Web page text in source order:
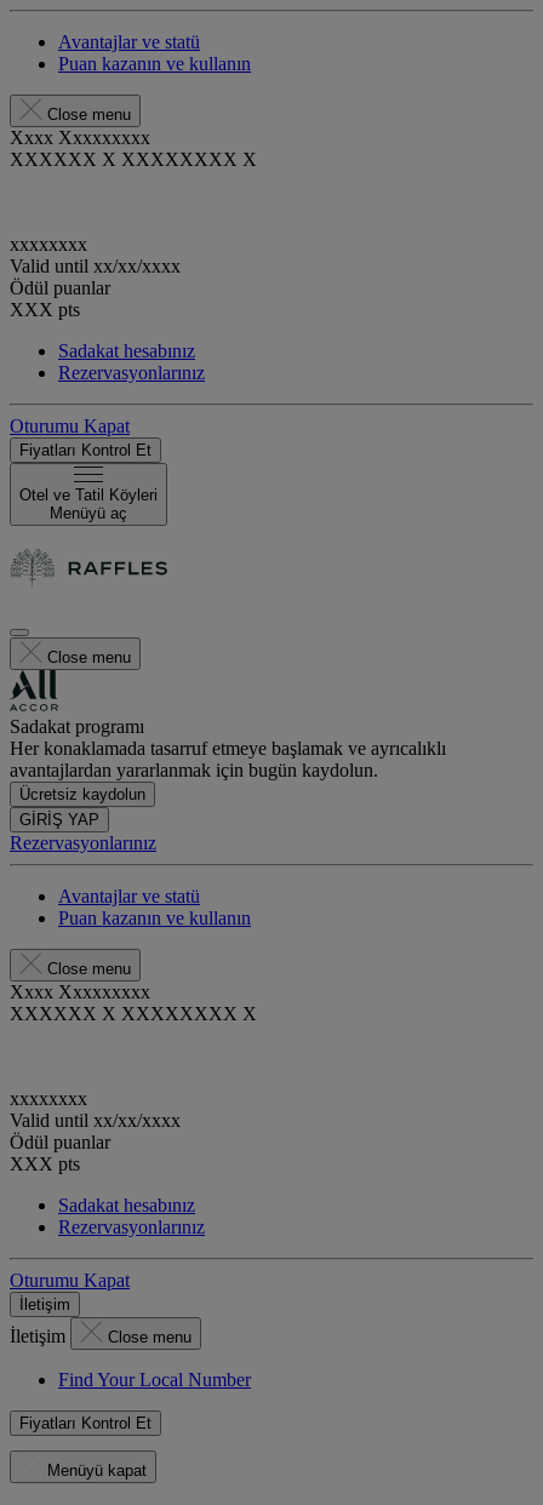
Avantajlar ve statü
Puan kazanın ve kullanın
Close menu
Xxxx Xxxxxxxxx
XXXXXX X XXXXXXXX X
xxxxxxxx
Valid until xx/xx/xxxx
Ödül puanlar
XXX pts
Sadakat hesabınız
Rezervasyonlarınız
Oturumu Kapat
Fiyatları Kontrol Et
Otel ve Tatil Köyleri
Menüyü aç
Close menu
Sadakat programı
Her konaklamada tasarruf etmeye başlamak ve ayrıcalıklı
avantajlardan yararlanmak için bugün kaydolun.
Ücretsiz kaydolun
GİRİŞ YAP
Rezervasyonlarınız
Avantajlar ve statü
Puan kazanın ve kullanın
Close menu
Xxxx Xxxxxxxxx
XXXXXX X XXXXXXXX X
xxxxxxxx
Valid until xx/xx/xxxx
Ödül puanlar
XXX pts
Sadakat hesabınız
Rezervasyonlarınız
Oturumu Kapat
İletişim
İletişim Close menu
Find Your Local Number
Fiyatları Kontrol Et
Menüyü kapat